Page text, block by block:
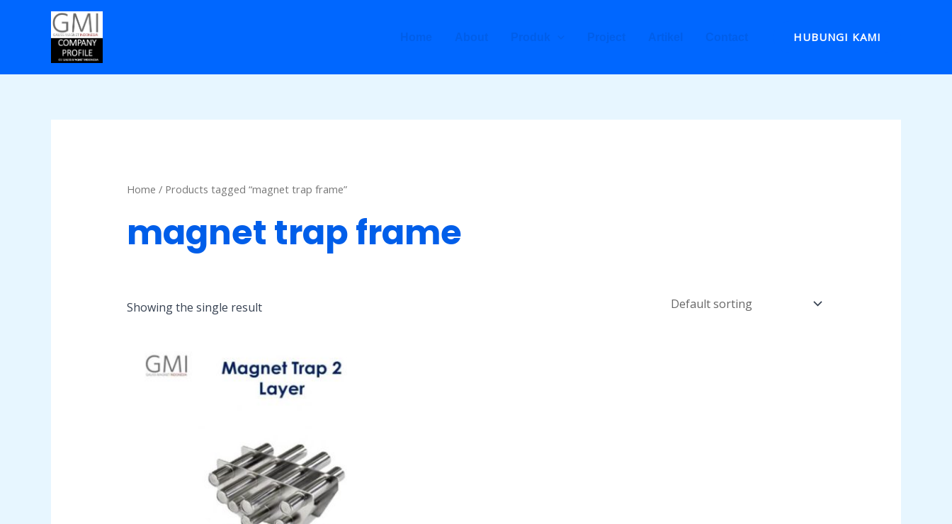
HUBUNGI KAMI
Home / Products tagged “magnet trap frame”
magnet trap frame
Showing the single result